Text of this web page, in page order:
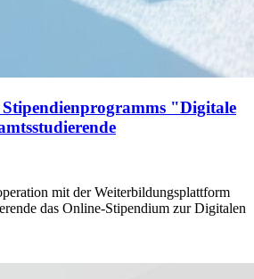
Stipendienprogramms "Digitale
mit der Weiterbildungsplattform
das Online-Stipendium zur Digitalen